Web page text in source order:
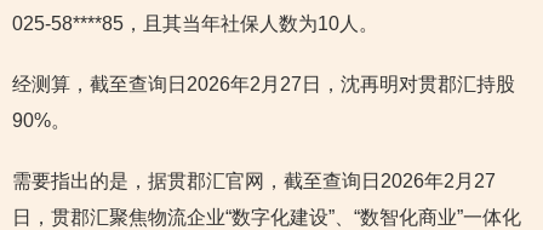
025-58****85，且其当年社保人数为10人。
经测算，截至查询日2026年2月27日，沈再明对贯郡汇持股
90%。
需要指出的是，据贯郡汇官网，截至查询日2026年2月27
日，贯郡汇聚焦物流企业“数字化建设”、“数智化商业”一体化